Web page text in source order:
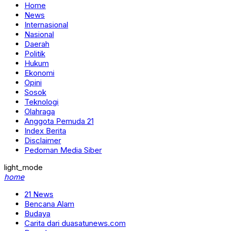
Home
News
Internasional
Nasional
Daerah
Politik
Hukum
Ekonomi
Opini
Sosok
Teknologi
Olahraga
Anggota Pemuda 21
Index Berita
Disclaimer
Pedoman Media Siber
light_mode
home
21 News
Bencana Alam
Budaya
Carita dari duasatunews.com